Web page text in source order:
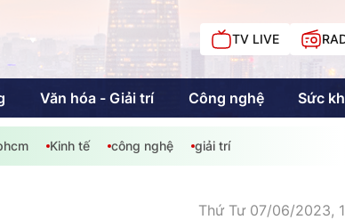
TV LIVE
Văn hóa - Giải trí Công nghệ Sức
dục Kinh tế
Kinh tế công nghệ giải trí
Thứ Tư 07/06/2023,